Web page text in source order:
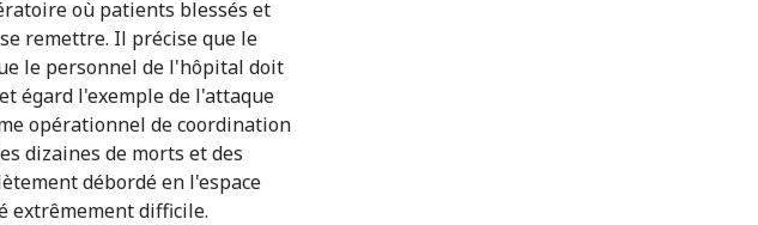
où patients blessés et
remettre. Il précise que le
le personnel de l'hôpital doit
égard l'exemple de l'attaque
opérationnel de coordination
dizaines de morts et des
débordé en l'espace
extrêmement difficile.